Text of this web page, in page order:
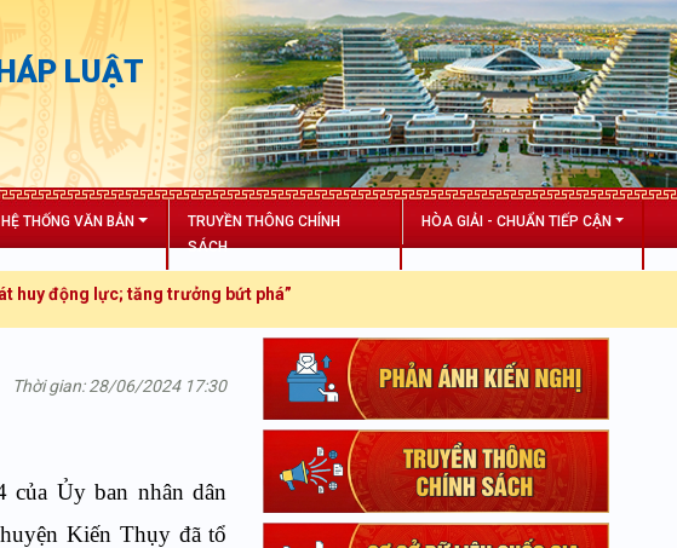
LUẬT
HỆ THỐNG VĂN BẢN
TRUYỀN THÔNG CHÍNH
SÁCH
HÒA GIẢI - CHUẨN TIẾP CẬN
lực; tăng trưởng bứt phá”
Thời gian: 28/06/2024 17:30
của Ủy ban nhân dân
Kiến Thụy đã tổ